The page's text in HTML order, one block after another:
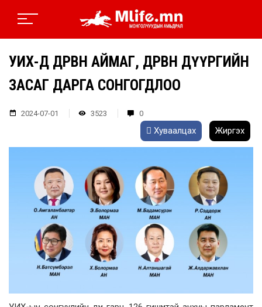
УИХ-Д ДӨРВӨН АЙМАГ, ДӨРВӨН ДҮҮРГИЙН
ЗАСАГ ДАРГА СОНГОГДЛОО
2024-07-01 3523 0
Хуваалцах Жиргэх